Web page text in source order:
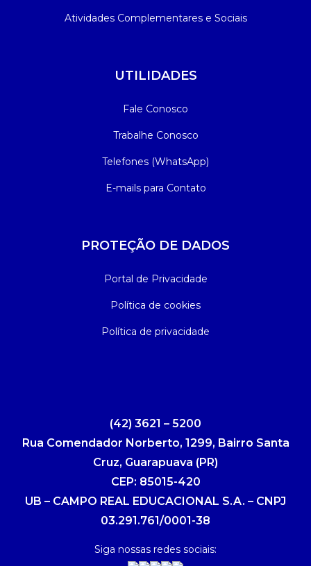
Atividades Complementares e Sociais
UTILIDADES
Fale Conosco
Trabalhe Conosco
Telefones (WhatsApp)
E-mails para Contato
PROTEÇÃO DE DADOS
Portal de Privacidade
Política de cookies
Política de privacidade
(42) 3621 – 5200
Rua Comendador Norberto, 1299, Bairro Santa
Cruz, Guarapuava (PR)
CEP: 85015-420
UB – CAMPO REAL EDUCACIONAL S.A. – CNPJ
03.291.761/0001-38
Siga nossas redes sociais: